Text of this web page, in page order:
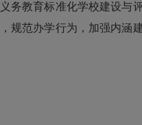
教育标准化学校建设与
规范办学行为，加强内涵